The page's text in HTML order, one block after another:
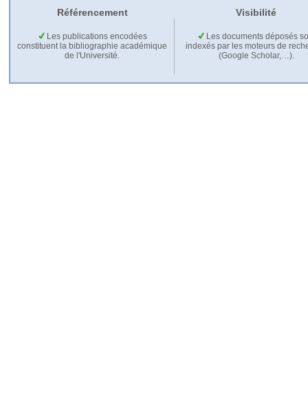
Référencement Visibilité
Les publications encodées
constituent la bibliographie académique
de l'Université.
Les documents déposés
indexés par les moteurs de
(Google Scholar,…).